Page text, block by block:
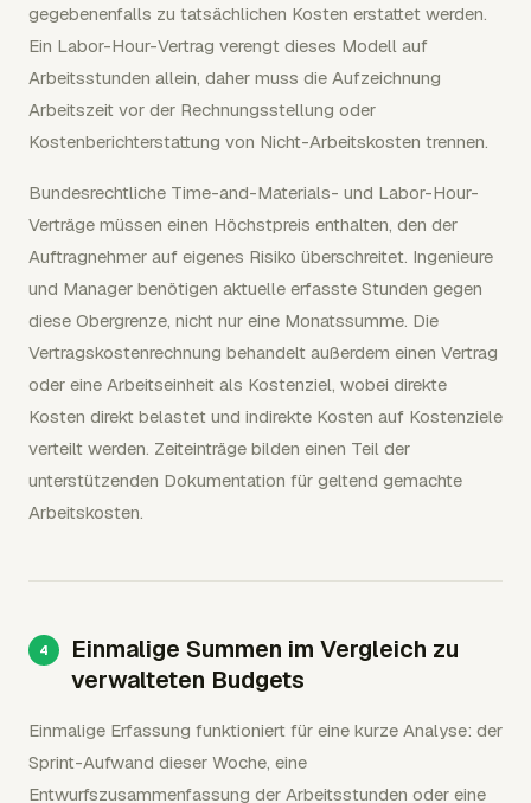
gegebenenfalls zu tatsächlichen Kosten erstattet werden.
Ein Labor-Hour-Vertrag verengt dieses Modell auf
Arbeitsstunden allein, daher muss die Aufzeichnung
Arbeitszeit vor der Rechnungsstellung oder
Kostenberichterstattung von Nicht-Arbeitskosten trennen.
Bundesrechtliche Time-and-Materials- und Labor-Hour-
Verträge müssen einen Höchstpreis enthalten, den der
Auftragnehmer auf eigenes Risiko überschreitet. Ingenieure
und Manager benötigen aktuelle erfasste Stunden gegen
diese Obergrenze, nicht nur eine Monatssumme. Die
Vertragskostenrechnung behandelt außerdem einen Vertrag
oder eine Arbeitseinheit als Kostenziel, wobei direkte
Kosten direkt belastet und indirekte Kosten auf Kostenziele
verteilt werden. Zeiteinträge bilden einen Teil der
unterstützenden Dokumentation für geltend gemachte
Arbeitskosten.
Einmalige Summen im Vergleich zu
verwalteten Budgets
Einmalige Erfassung funktioniert für eine kurze Analyse: der
Sprint-Aufwand dieser Woche, eine
Entwurfszusammenfassung der Arbeitsstunden oder eine